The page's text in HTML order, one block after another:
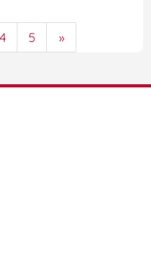
4 5 »